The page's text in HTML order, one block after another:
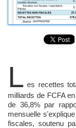
L es recettes
milliards de FCFA
de 36,8% par
mensuelle
fiscales, soutenu